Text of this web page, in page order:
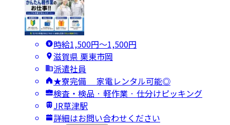
時給1,500円〜1,500円
滋賀県 栗東市岡
派遣社員
★寮完備 家電レンタル可能◎
検査・検品 · 軽作業 · 仕分けピッキング
JR草津駅
詳細はお問い合わせください